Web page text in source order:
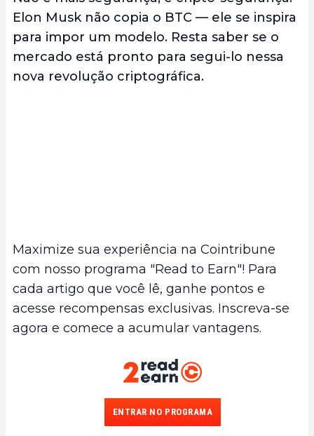
Elon Musk não copia o BTC — ele se inspira
para impor um modelo. Resta saber se o
mercado está pronto para segui-lo nessa
nova revolução criptográfica.
Maximize sua experiência na Cointribune
com nosso programa "Read to Earn"! Para
cada artigo que você lê, ganhe pontos e
acesse recompensas exclusivas. Inscreva-se
agora e comece a acumular vantagens.
ENTRAR NO PROGRAMA